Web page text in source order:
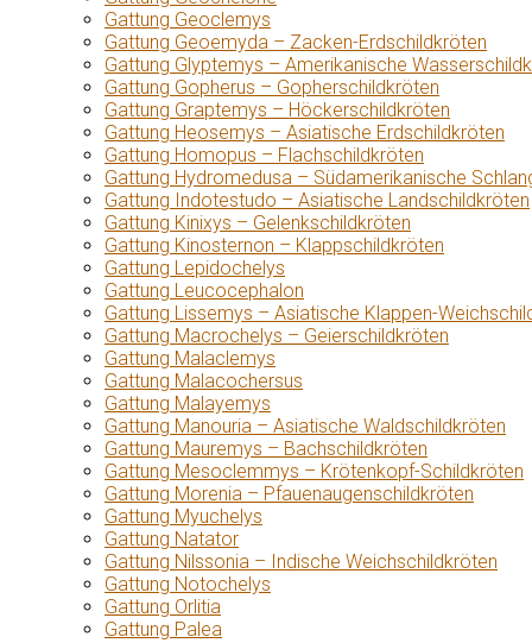
Gattung Geoclemys
Gattung Geoemyda – Zacken-Erdschildkröten
Gattung Glyptemys – Amerikanische
Gattung Gopherus – Gopherschildkröten
Gattung Graptemys – Höckerschildkröten
Gattung Heosemys – Asiatische Erdschildkröten
Gattung Homopus – Flachschildkröten
Gattung Hydromedusa – Südamerikanische
Gattung Indotestudo – Asiatische Landschildkröten
Gattung Kinixys – Gelenkschildkröten
Gattung Kinosternon – Klappschildkröten
Gattung Lepidochelys
Gattung Leucocephalon
Gattung Lissemys – Asiatische Klappen-
Gattung Macrochelys – Geierschildkröten
Gattung Malaclemys
Gattung Malacochersus
Gattung Malayemys
Gattung Manouria – Asiatische Waldschildkröten
Gattung Mauremys – Bachschildkröten
Gattung Mesoclemmys – Krötenkopf-Schildkröten
Gattung Morenia – Pfauenaugenschildkröten
Gattung Myuchelys
Gattung Natator
Gattung Nilssonia – Indische Weichschildkröten
Gattung Notochelys
Gattung Orlitia
Gattung Palea